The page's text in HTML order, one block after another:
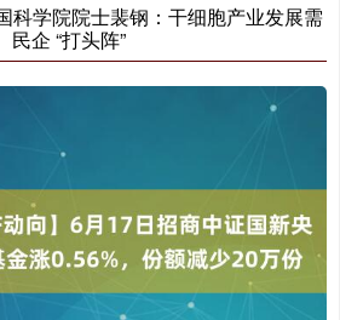
科学院院士裴钢：干细胞产业发展需
民企 “打头阵”